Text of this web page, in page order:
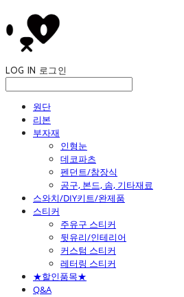
LOG IN 로그인
원단
리본
부자재
인형눈
데코파츠
펜던트/참장식
공구, 본드, 솜, 기타재료
스와치/DIY키트/완제품
스티커
주유구 스티커
뒷유리/인테리어
커스텀 스티커
레터링 스티커
★할인품목★
Q&A